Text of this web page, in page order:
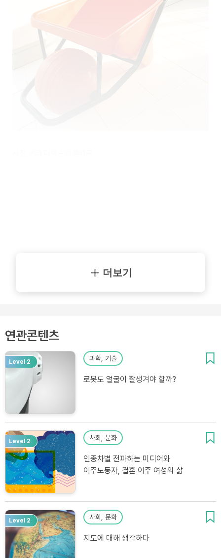
더보기
연관콘텐츠
Level 2 과학, 기술
로봇도 얼굴이 잘생겨야 할까?
Level 2 사회, 문화
인종차별 전파하는 미디어와
이주노동자, 결혼 이주 여성의 삶
Level 2 사회, 문화
지도에 대해 생각하다